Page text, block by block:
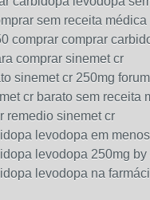
sem receita médica
comprar comprar
comprar sinemet cr
sinemet cr 250mg forum
cr barato sem receita
remedio sinemet cr
levodopa em
levodopa 250mg by
levodopa na